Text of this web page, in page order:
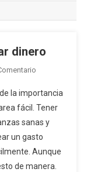
dinero
En
Sobre
Cómo
Ahorrar
Dinero
la importancia
fácil. Tener
sanas y
un gasto
Aunque
de manera.